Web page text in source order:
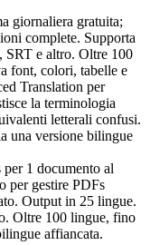
giornaliera gratuita;
complete. Supporta
e altro. Oltre 100
font, colori, tabelle e
Translation per
la terminologia
letterali confusi.
una versione bilingue
1 documento al
per gestire PDFs
Output in 25 lingue.
Oltre 100 lingue, fino
affiancata.